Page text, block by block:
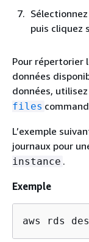
puis cliquez
Pour répertorier
données
données, utilisez
files
L’exemple
journaux pour
instance .
Exemple
aws rds